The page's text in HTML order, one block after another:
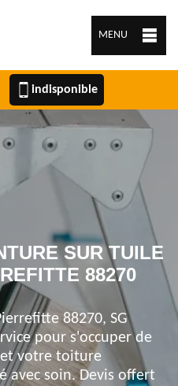
MENU
indisponible
SUR TUILE
88270
88270, SG
pour s'occuper de
votre toiture
avec soin. Devis offert